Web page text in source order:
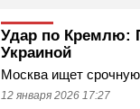
Удар по Кремлю:
Украиной
Москва ищет
12 января 2026 17:27